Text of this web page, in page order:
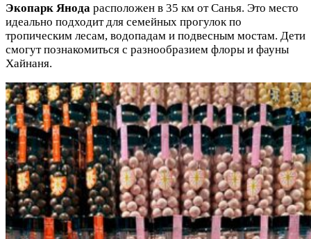
Экопарк Янода расположен в 35 км от Санья. Это место
идеально подходит для семейных прогулок по
тропическим лесам, водопадам и подвесным мостам. Дети
смогут познакомиться с разнообразием флоры и фауны
Хайнаня.